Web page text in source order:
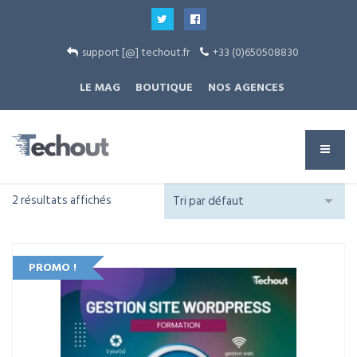
support [@] techout.fr
+33 (0)650508830
LE MAG
BOUTIQUE NOS AGENCES
2 résultats affichés
PROMO !